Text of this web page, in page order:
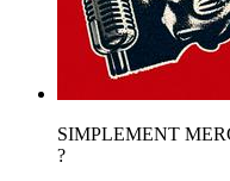
SIMPLEMENT
?